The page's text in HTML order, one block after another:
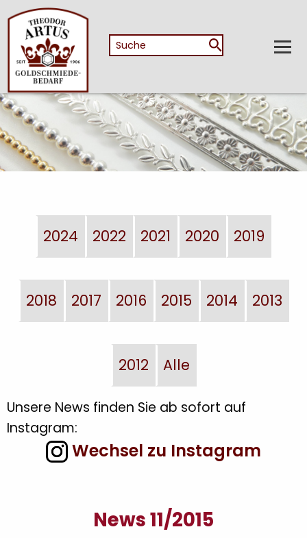
2024 2022 2021 2020 2019
2018 2017 2016 2015 2014 2013
2012 Alle
Unsere News finden Sie ab sofort auf
Instagram:
Wechsel zu Instagram
News 11/2015